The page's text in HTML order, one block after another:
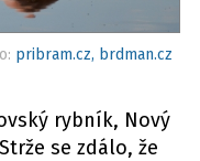
pribram.cz, brdman.cz
rybník, Nový
se zdálo, že